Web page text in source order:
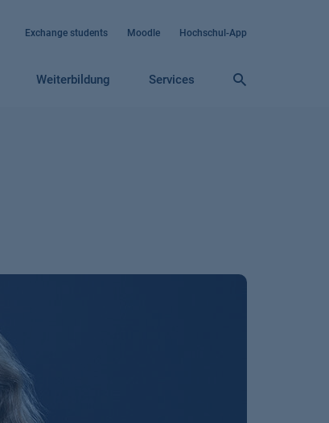
Exchange students Moodle Hochschul-App
Weiterbildung Services